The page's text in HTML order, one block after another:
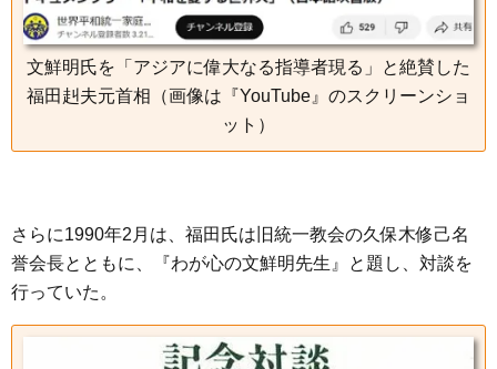
文鮮明氏を「アジアに偉大なる指導者現る」と絶賛した
福田赳夫元首相（画像は『YouTube』のスクリーンショ
ット）
さらに1990年2月は、福田氏は旧統一教会の久保木修己名
誉会長とともに、『わが心の文鮮明先生』と題し、対談を
行っていた。